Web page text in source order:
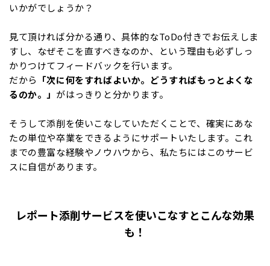
いかがでしょうか？
見て頂ければ分かる通り、具体的なToDo付きでお伝えしま
すし、なぜそこを直すべきなのか、という理由も必ずしっ
かりつけてフィードバックを行います。
だから 「次に何をすればよいか。どうすればもっとよくな
るのか。」 がはっきりと分かります。
そうして添削を使いこなしていただくことで、確実にあな
たの単位や卒業をできるようにサポートいたします。これ
までの豊富な経験やノウハウから、私たちにはこのサービ
スに自信があります。
レポート添削サービスを使いこなすとこんな効果
も！